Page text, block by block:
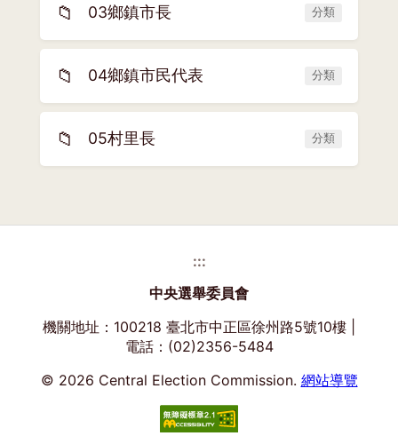
📁 03鄉鎮市長 分類
📁 04鄉鎮市民代表 分類
📁 05村里長 分類
:::
中央選舉委員會
機關地址：100218 臺北市中正區徐州路5號10樓 |
電話：(02)2356-5484
© 2026 Central Election Commission. 網站導覽